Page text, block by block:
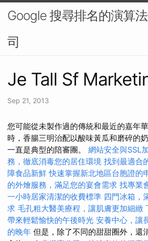
Google 搜尋排名的演算
司
Je Tall Sf
Sep 21, 2013
您可能從未製作過的傳統和最近的嘉年
時，香腸三明治配以酸味黃瓜和磨碎的
一直是典型的陪審團。 網站安全與SSL
務，徹底消毒您的居住環境 找到最適合
障食品新鮮 快速掌握新北地區台胞證的
的外燴服務，滿足您的宴會需求 找專業
一小時居家清潔的收費標準 四門冰箱，
求 毛孔粗大醫美療程，讓肌膚更加細緻
帶來輕鬆愉快的午後時光 安養中心，讓
的晚年 但是，除了不同的甜甜圈外，還